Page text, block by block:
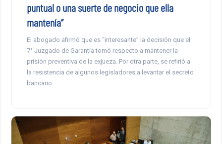
puntual o una suerte de negocio que ella
mantenía”
El abogado afirmó que es “interesante” la decisión que el
7° Juzgado de Garantía tomó respecto a mantener la
prisión preventiva de la exjueza. Por otra parte, se refirió a
la resistencia de algunos legisladores a levantar el secreto
bancario.